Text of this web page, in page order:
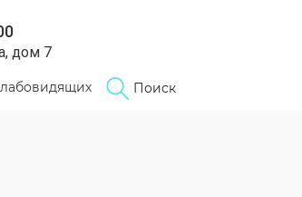
дом 7
Поиск